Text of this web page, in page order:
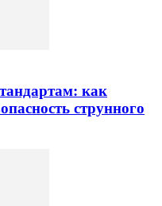
как
струнного